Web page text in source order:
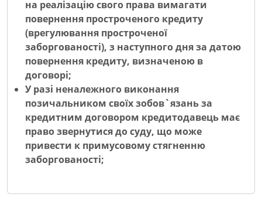
на реалізацію свого права вимагати
повернення простроченого кредиту
(врегулювання простроченої
заборгованості), з наступного дня за датою
повернення кредиту, визначеною в
договорі;
У разі неналежного виконання
позичальником своїх зобов`язань за
кредитним договором кредитодавець має
право звернутися до суду, що може
привести к примусовому стягненню
заборгованості;